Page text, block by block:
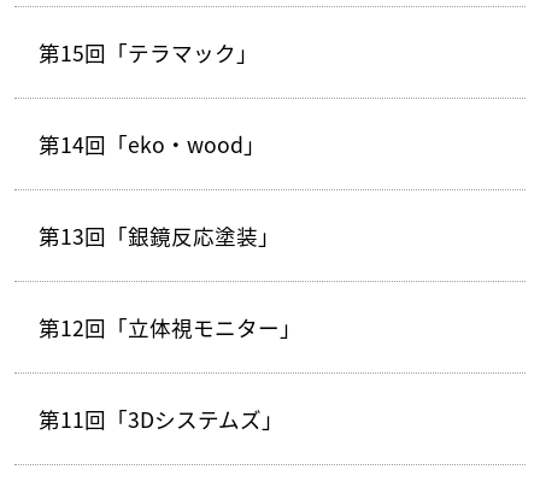
第15回「テラマック」
第14回「eko・wood」
第13回「銀鏡反応塗装」
第12回「立体視モニター」
第11回「3Dシステムズ」